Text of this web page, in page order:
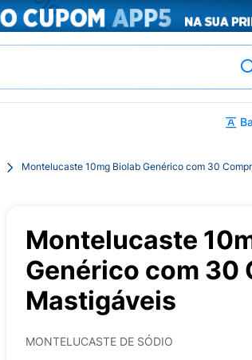
Montelucaste 10mg Biolab Genérico com 30
Montelucaste
Genérico com 30
Mastigáveis
MONTELUCASTE DE SÓDIO